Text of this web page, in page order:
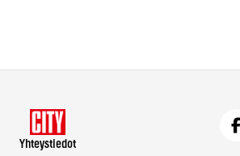
Yhteystiedot